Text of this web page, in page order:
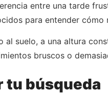
entre una tarde
para entender
suelo, a una altura
bruscos o
tu búsqueda